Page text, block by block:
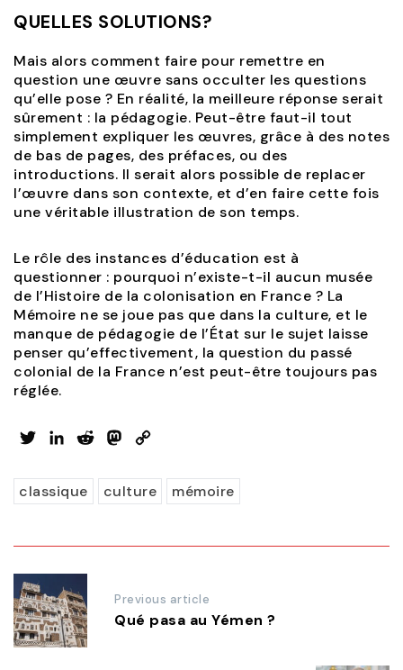
QUELLES SOLUTIONS?
Mais alors comment faire pour remettre en
question une œuvre sans occulter les questions
qu’elle pose ? En réalité, la meilleure réponse serait
sûrement : la pédagogie. Peut-être faut-il tout
simplement expliquer les œuvres, grâce à des notes
de bas de pages, des préfaces, ou des
introductions. Il serait alors possible de replacer
l’œuvre dans son contexte, et d’en faire cette fois
une véritable illustration de son temps.
Le rôle des instances d’éducation est à
questionner : pourquoi n’existe-t-il aucun musée
de l’Histoire de la colonisation en France ? La
Mémoire ne se joue pas que dans la culture, et le
manque de pédagogie de l’État sur le sujet laisse
penser qu’effectivement, la question du passé
colonial de la France n’est peut-être toujours pas
réglée.
TwitterLinkedInRedditMastodon
classique
culture mémoire
Post
navigation
Previous article
Qué pasa au Yémen ?